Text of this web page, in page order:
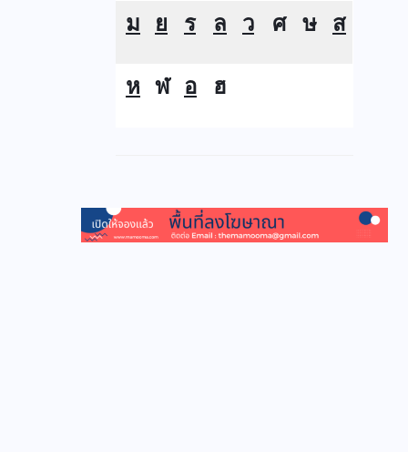
ม ย ร ล ว ศ ษ ส
ห ฬ อ ฮ